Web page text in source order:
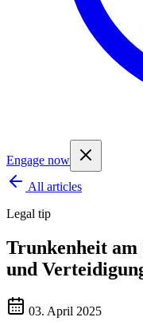
Engage now
All articles
Legal tip
Trunkenheit am
und
03. April 2025